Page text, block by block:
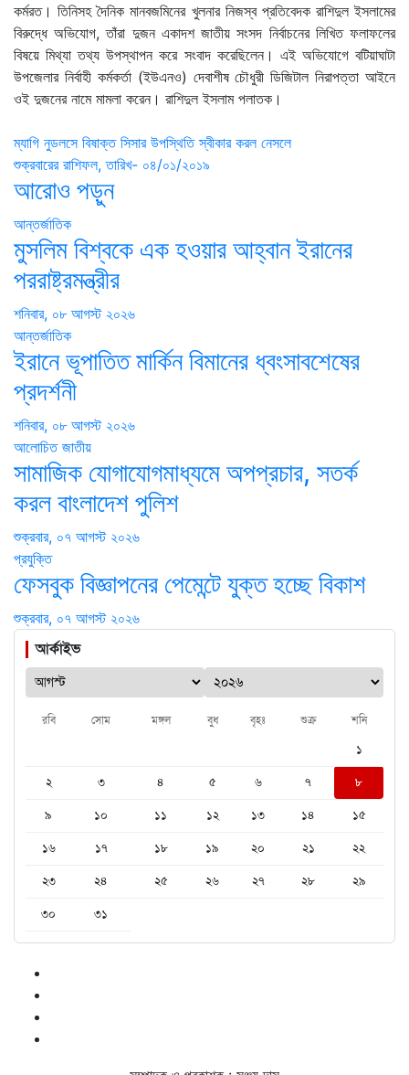
কর্মরত। তিনিসহ দৈনিক মানবজমিনের খুলনার নিজস্ব প্রতিবেদক রাশিদুল ইসলামের
বিরুদ্ধে অভিযোগ, তাঁরা দুজন একাদশ জাতীয় সংসদ নির্বাচনের লিখিত ফলাফলের
বিষয়ে মিথ্যা তথ্য উপস্থাপন করে সংবাদ করেছিলেন। এই অভিযোগে বটিয়াঘাটা
উপজেলার নির্বাহী কর্মকর্তা (ইউএনও) দেবাশীষ চৌধুরী ডিজিটাল নিরাপত্তা আইনে
ওই দুজনের নামে মামলা করেন। রাশিদুল ইসলাম পলাতক।
Post
navigation
ম্যাগি নুডলসে বিষাক্ত সিসার উপস্থিতি স্বীকার করল নেসলে
শুক্রবারের রাশিফল, তারিখ- ০৪/০১/২০১৯
আরোও পড়ুন
আন্তর্জাতিক
মুসলিম বিশ্বকে এক হওয়ার আহ্বান ইরানের
পররাষ্ট্রমন্ত্রীর
শনিবার, ০৮ আগস্ট ২০২৬
আন্তর্জাতিক
ইরানে ভূপাতিত মার্কিন বিমানের ধ্বংসাবশেষের
প্রদর্শনী
শনিবার, ০৮ আগস্ট ২০২৬
আলোচিত জাতীয়
সামাজিক যোগাযোগমাধ্যমে অপপ্রচার, সতর্ক
করল বাংলাদেশ পুলিশ
শুক্রবার, ০৭ আগস্ট ২০২৬
প্রযুক্তি
ফেসবুক বিজ্ঞাপনের পেমেন্টে যুক্ত হচ্ছে বিকাশ
শুক্রবার, ০৭ আগস্ট ২০২৬
আর্কাইভ
রবি সোম মঙ্গল বুধ বৃহঃ শুক্র শনি
১
২
৩ ৪ ৫ ৬ ৭
৮
৯
১০ ১১ ১২ ১৩ ১৪
১৫
১৬
১৭ ১৮ ১৯ ২০ ২১
২২
২৩
২৪ ২৫ ২৬ ২৭ ২৮
২৯
৩০
৩১